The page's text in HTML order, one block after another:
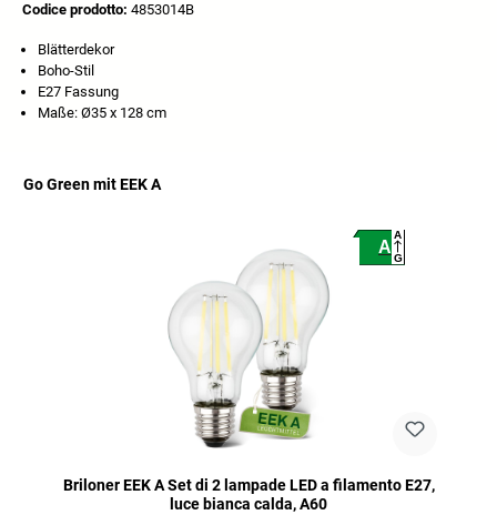
Codice prodotto: 4853014B
Blätterdekor
Boho-Stil
E27 Fassung
Maße: Ø35 x 128 cm
Go Green mit EEK A
A
A
G
Briloner EEK A Set di 2 lampade LED a filamento E27,
luce bianca calda, A60